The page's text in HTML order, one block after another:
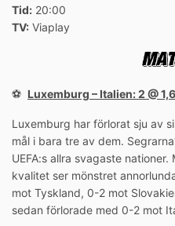
Tid: 20:00
TV: Viaplay
⚽️ Luxemburg – Italien: 2 @
Luxemburg har förlorat sju av
mål i bara tre av dem.
UEFA:s allra svagaste
kvalitet ser mönstret
mot Tyskland, 0-2 mot
sedan förlorade med 0-2 mot